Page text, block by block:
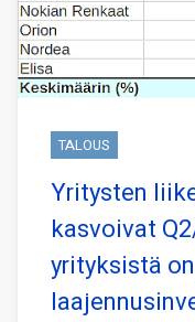
TALOUS
Yritysten
kasvoivat
yrityksistä